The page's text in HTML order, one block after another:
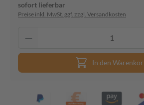
sofort lieferbar
Preise inkl. MwSt. ggf. zzgl. Versandkosten
In den